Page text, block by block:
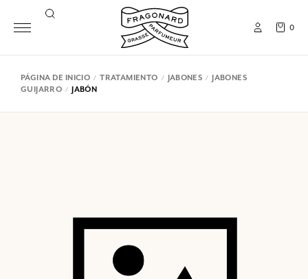
0
PÁGINA DE INICIO TRATAMIENTO JABONES
JABONES
GUIJARRO
JABÓN